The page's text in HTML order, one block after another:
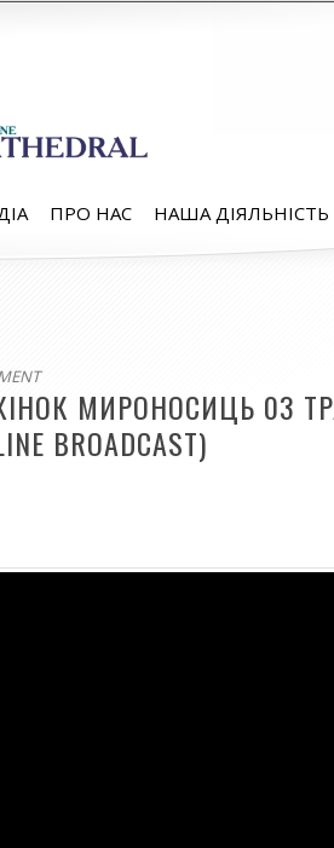
ПРО НАС НАША ДІЯЛЬНІСТЬ
МИРОНОСИЦЬ 03
BROADCAST)